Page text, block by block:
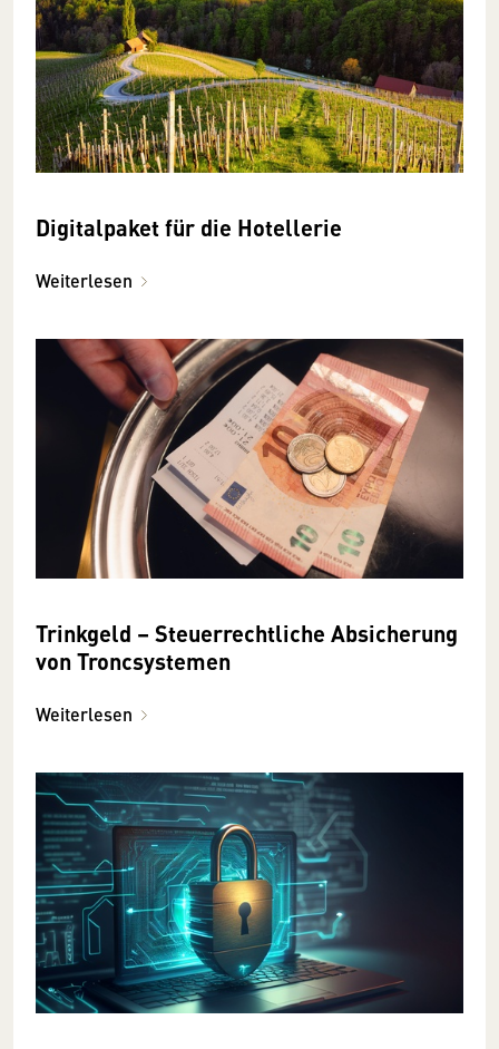
Digitalpaket für die Hotellerie
Weiterlesen
Trinkgeld – Steuerrechtliche Absicherung
von Troncsystemen
Weiterlesen